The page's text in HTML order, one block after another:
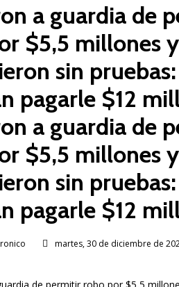
a guardia de
$5,5 millones
sin
pagarle $12
a guardia de
$5,5 millones
sin
pagarle $12
martes, 30 de diciembre de